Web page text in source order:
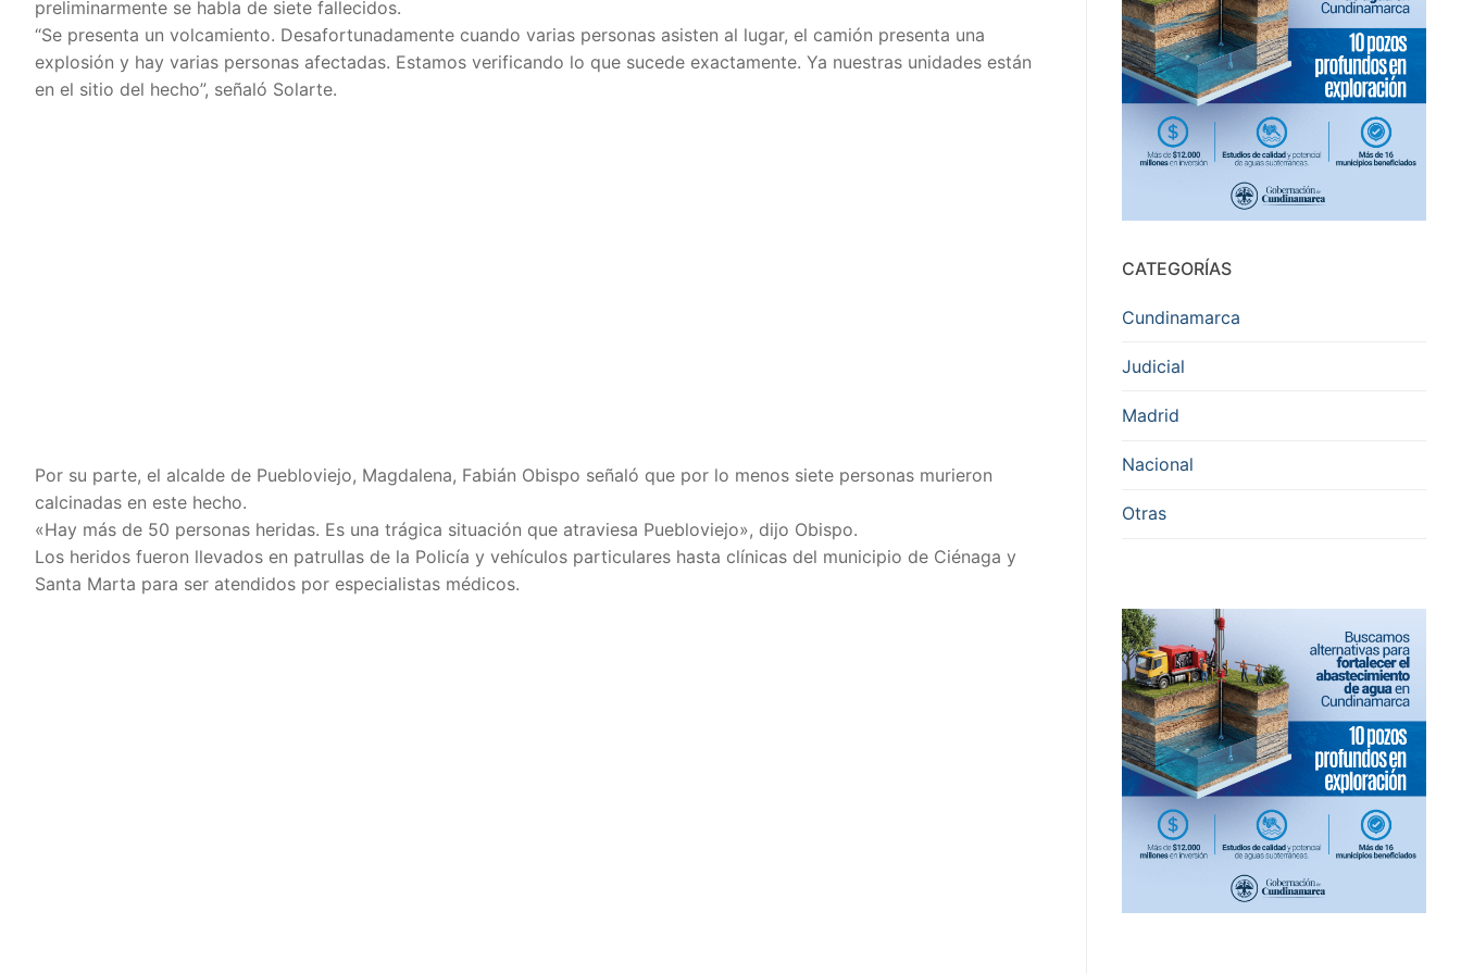
preliminarmente se habla de siete fallecidos.
“Se presenta un volcamiento. Desafortunadamente cuando varias personas asisten al lugar, el camión presenta una
explosión y hay varias personas afectadas. Estamos verificando lo que sucede exactamente. Ya nuestras unidades están
en el sitio del hecho”, señaló Solarte.
Por su parte, el alcalde de Puebloviejo, Magdalena, Fabián Obispo señaló que por lo menos siete personas murieron
calcinadas en este hecho.
«Hay más de 50 personas heridas. Es una trágica situación que atraviesa Puebloviejo», dijo Obispo.
Los heridos fueron llevados en patrullas de la Policía y vehículos particulares hasta clínicas del municipio de Ciénaga y
Santa Marta para ser atendidos por especialistas médicos.
CATEGORÍAS
Cundinamarca
Judicial
Madrid
Nacional
Otras